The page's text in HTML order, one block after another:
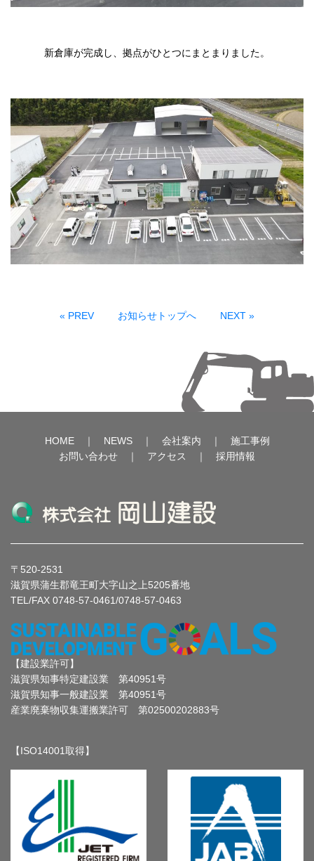
新倉庫が完成し、拠点がひとつにまとまりました。
« PREV お知らせトップへ NEXT »
HOME｜ NEWS｜ 会社案内 ｜ 施工事例
お問い合わせ ｜ アクセス ｜ 採用情報
〒520-2531
滋賀県蒲生郡竜王町大字山之上5205番地
TEL/FAX 0748-57-0461/0748-57-0463
【建設業許可】
滋賀県知事特定建設業 第40951号
滋賀県知事一般建設業 第40951号
産業廃棄物収集運搬業許可 第02500202883号
【ISO14001取得】